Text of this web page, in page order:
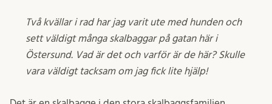
Två kvällar i rad har jag varit ute med hunden och
sett väldigt många skalbaggar på gatan här i
Östersund. Vad är det och varför är de här? Skulle
vara väldigt tacksam om jag fick lite hjälp!